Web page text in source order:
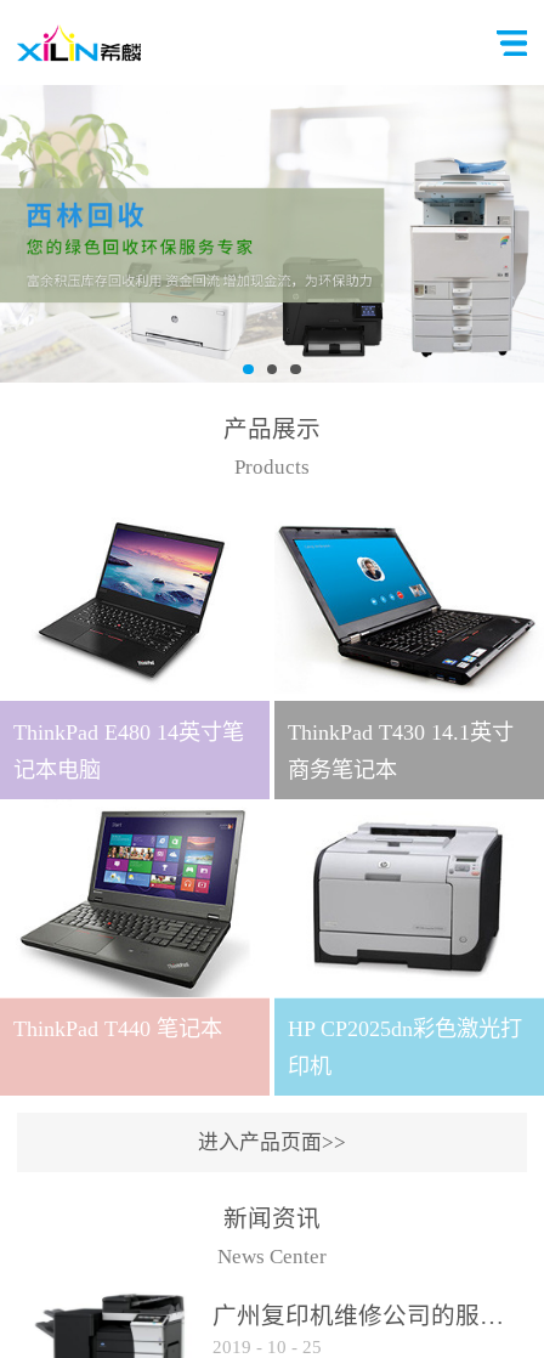
产品展示
Products
ThinkPad E480 14英寸笔
记本电脑
ThinkPad T430 14.1英寸
商务笔记本
ThinkPad T440 笔记本
HP CP2025dn彩色激光打
印机
进入产品页面>>
新闻资讯
News Center
广州复印机维修公司的服务如何?
2019 - 10 - 25